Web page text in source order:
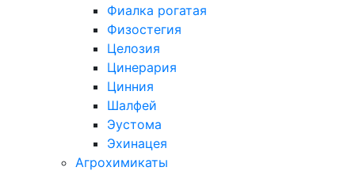
Фиалка рогатая
Физостегия
Целозия
Цинерария
Цинния
Шалфей
Эустома
Эхинацея
Агрохимикаты